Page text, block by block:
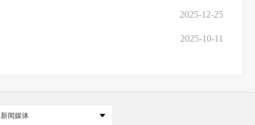
2025-12-25
2025-10-11
新闻媒体